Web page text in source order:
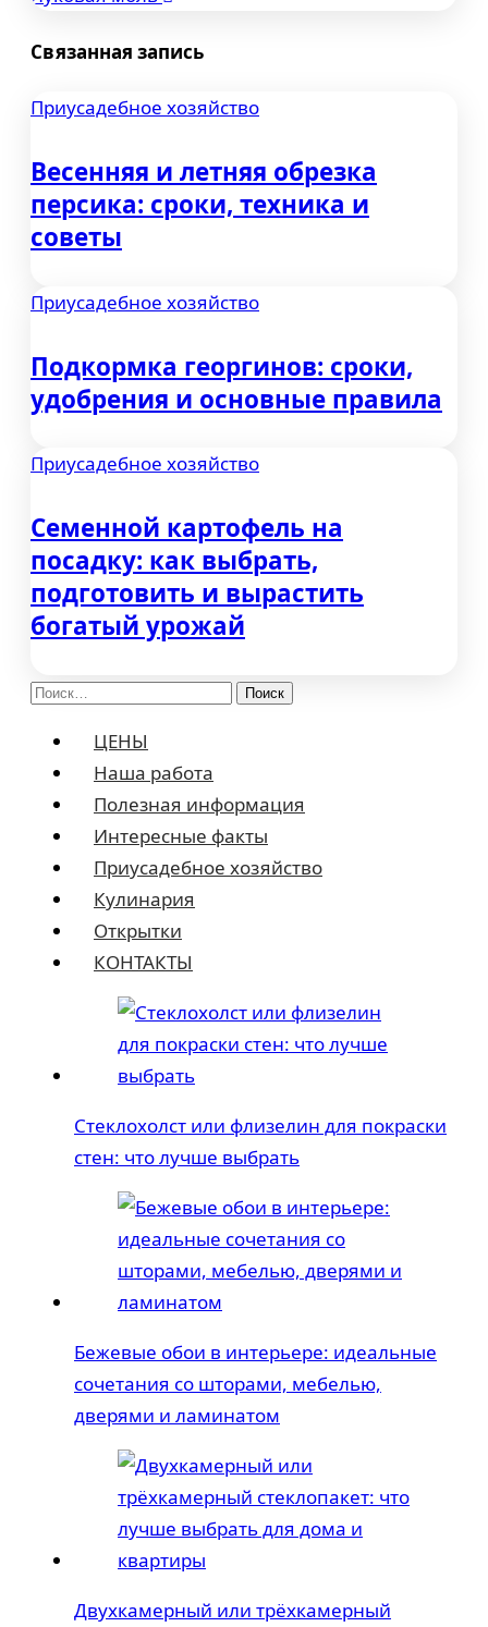
по
записям
Связанная запись
Приусадебное хозяйство
Весенняя и летняя обрезка
персика: сроки, техника и
советы
Приусадебное хозяйство
Подкормка георгинов: сроки,
удобрения и основные правила
Приусадебное хозяйство
Семенной картофель на
посадку: как выбрать,
подготовить и вырастить
богатый урожай
Найти:
ЦЕНЫ
Наша работа
Полезная информация
Интересные факты
Приусадебное хозяйство
Кулинария
Открытки
КОНТАКТЫ
Стеклохолст или флизелин для покраски
стен: что лучше выбрать
Бежевые обои в интерьере: идеальные
сочетания со шторами, мебелью,
дверями и ламинатом
Двухкамерный или трёхкамерный